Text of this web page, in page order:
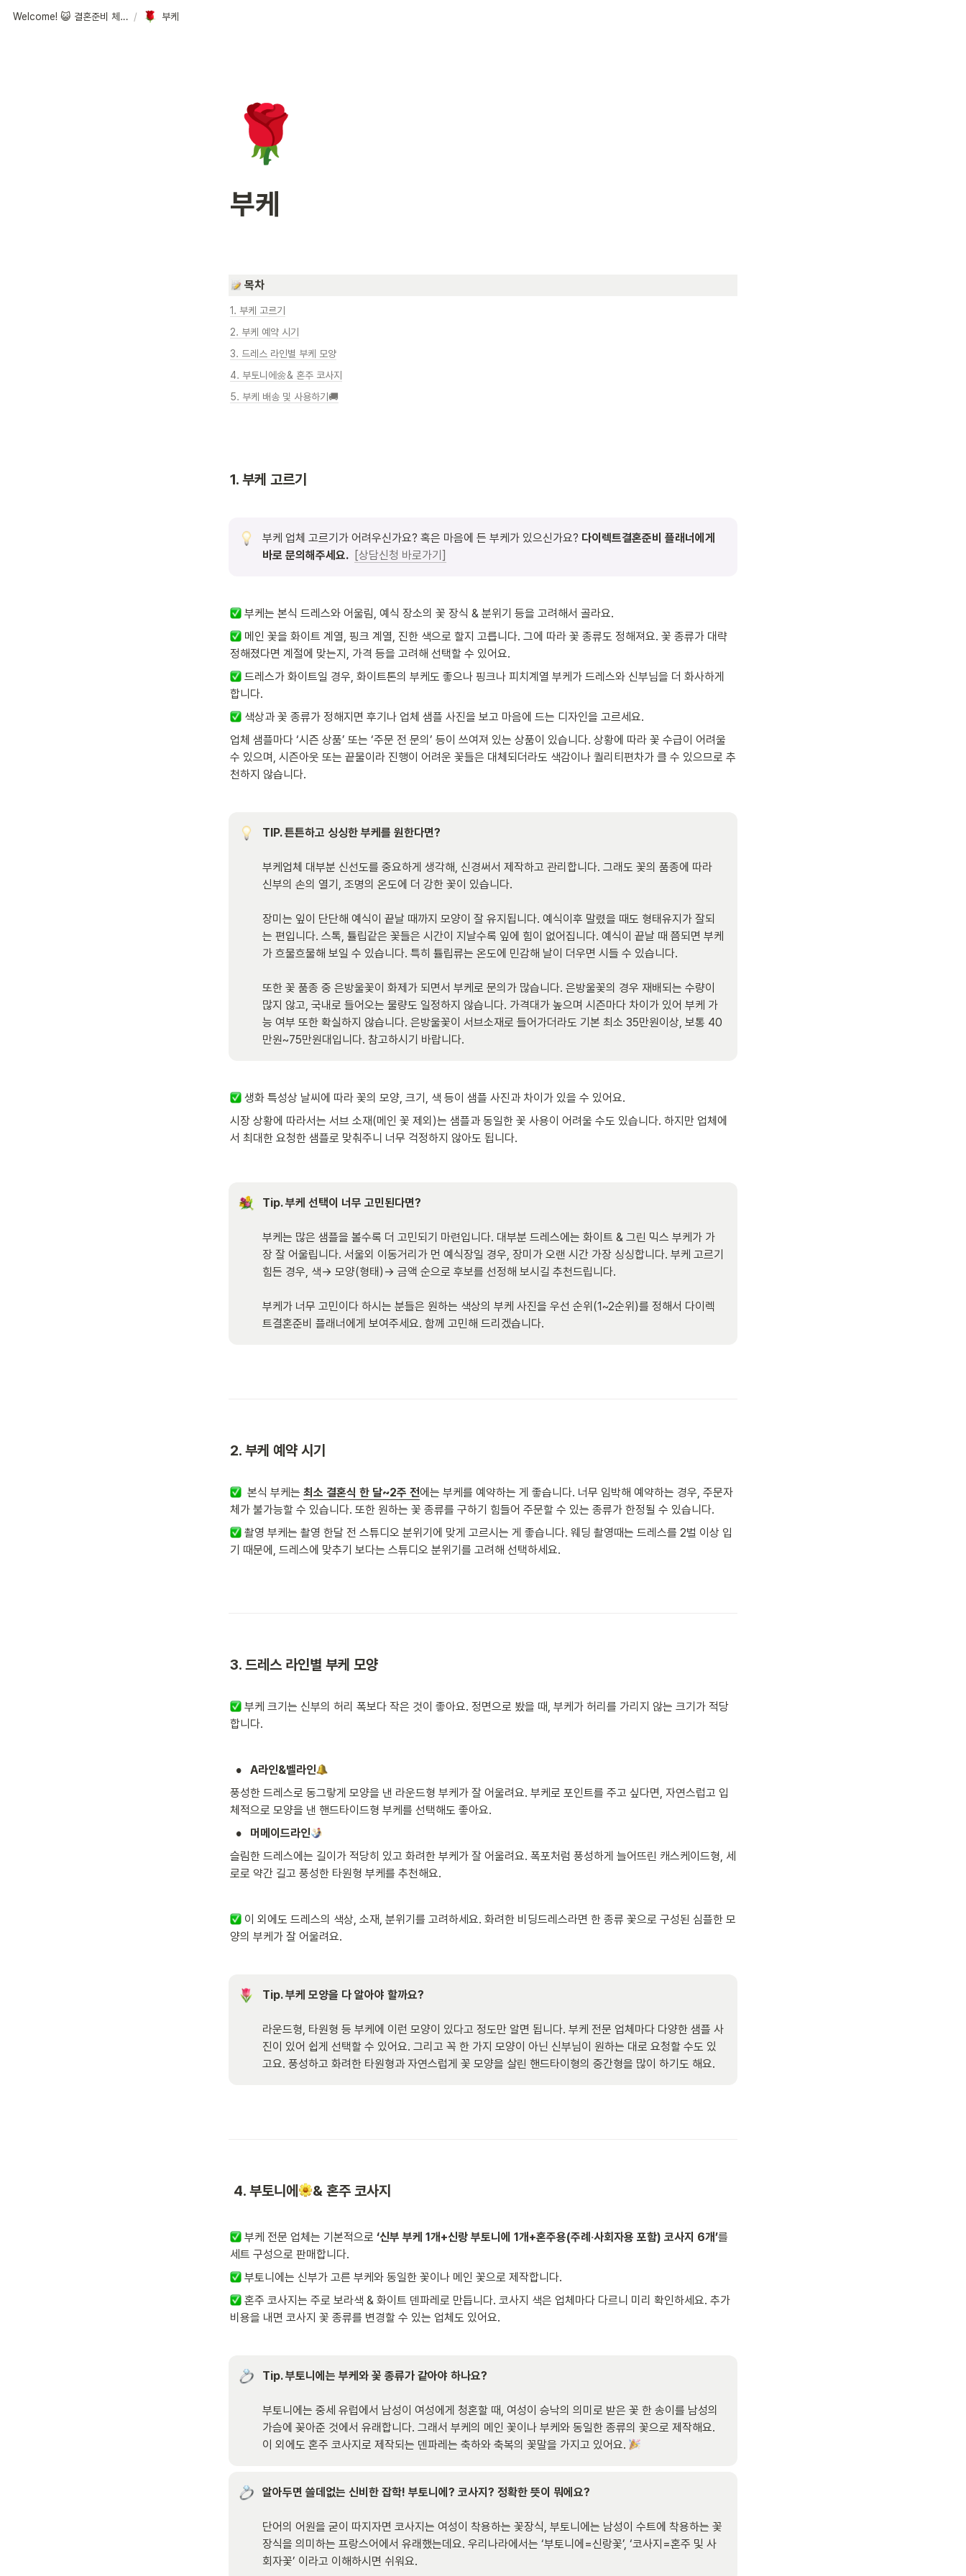
Welcome! 😺 결혼준비 체크리스트 / 부케
🌹
부케
목차
1. 부케 고르기
2. 부케 예약 시기
3. 드레스 라인별 부케 모양
4. 부토니에🌼& 혼주 코사지
5. 부케 배송 및 사용하기🚚
1. 부케 고르기
부케 업체 고르기가 어려우신가요? 혹은 마음에 든 부케가 있으신가요? 다이렉트결혼준비 플래너에게
바로 문의해주세요. [상담신청 바로가기]
부케는 본식 드레스와 어울림, 예식 장소의 꽃 장식 & 분위기 등을 고려해서 골라요.
메인 꽃을 화이트 계열, 핑크 계열, 진한 색으로 할지 고릅니다. 그에 따라 꽃 종류도 정해져요. 꽃 종류가 대략
정해졌다면 계절에 맞는지, 가격 등을 고려해 선택할 수 있어요.
드레스가 화이트일 경우, 화이트톤의 부케도 좋으나 핑크나 피치계열 부케가 드레스와 신부님을 더 화사하게
합니다.
색상과 꽃 종류가 정해지면 후기나 업체 샘플 사진을 보고 마음에 드는 디자인을 고르세요.
업체 샘플마다 ‘시즌 상품’ 또는 ‘주문 전 문의’ 등이 쓰여져 있는 상품이 있습니다. 상황에 따라 꽃 수급이 어려울
수 있으며, 시즌아웃 또는 끝물이라 진행이 어려운 꽃들은 대체되더라도 색감이나 퀄리티편차가 클 수 있으므로 추
천하지 않습니다.
TIP. 튼튼하고 싱싱한 부케를 원한다면?
부케업체 대부분 신선도를 중요하게 생각해, 신경써서 제작하고 관리합니다. 그래도 꽃의 품종에 따라
신부의 손의 열기, 조명의 온도에 더 강한 꽃이 있습니다.
장미는 잎이 단단해 예식이 끝날 때까지 모양이 잘 유지됩니다. 예식이후 말렸을 때도 형태유지가 잘되
는 편입니다. 스톡, 튤립같은 꽃들은 시간이 지날수록 잎에 힘이 없어집니다. 예식이 끝날 때 쯤되면 부케
가 흐물흐물해 보일 수 있습니다. 특히 튤립류는 온도에 민감해 날이 더우면 시들 수 있습니다.
또한 꽃 품종 중 은방울꽃이 화제가 되면서 부케로 문의가 많습니다. 은방울꽃의 경우 재배되는 수량이
많지 않고, 국내로 들어오는 물량도 일정하지 않습니다. 가격대가 높으며 시즌마다 차이가 있어 부케 가
능 여부 또한 확실하지 않습니다. 은방울꽃이 서브소재로 들어가더라도 기본 최소 35만원이상, 보통 40
만원~75만원대입니다. 참고하시기 바랍니다.
생화 특성상 날씨에 따라 꽃의 모양, 크기, 색 등이 샘플 사진과 차이가 있을 수 있어요.
시장 상황에 따라서는 서브 소재(메인 꽃 제외)는 샘플과 동일한 꽃 사용이 어려울 수도 있습니다. 하지만 업체에
서 최대한 요청한 샘플로 맞춰주니 너무 걱정하지 않아도 됩니다.
Tip. 부케 선택이 너무 고민된다면?
부케는 많은 샘플을 볼수록 더 고민되기 마련입니다. 대부분 드레스에는 화이트 & 그린 믹스 부케가 가
장 잘 어울립니다. 서울외 이동거리가 먼 예식장일 경우, 장미가 오랜 시간 가장 싱싱합니다. 부케 고르기
힘든 경우, 색→ 모양(형태)→ 금액 순으로 후보를 선정해 보시길 추천드립니다.
부케가 너무 고민이다 하시는 분들은 원하는 색상의 부케 사진을 우선 순위(1~2순위)를 정해서 다이렉
트결혼준비 플래너에게 보여주세요. 함께 고민해 드리겠습니다.
2. 부케 예약 시기
  본식 부케는
최소 결혼식 한 달~2주 전에는 부케를 예약하는 게 좋습니다. 너무 임박해 예약하는 경우, 주문자
체가 불가능할 수 있습니다. 또한 원하는 꽃 종류를 구하기 힘들어 주문할 수 있는 종류가 한정될 수 있습니다.
촬영 부케는 촬영 한달 전 스튜디오 분위기에 맞게 고르시는 게 좋습니다. 웨딩 촬영때는 드레스를 2벌 이상 입
기 때문에, 드레스에 맞추기 보다는 스튜디오 분위기를 고려해 선택하세요.
3. 드레스 라인별 부케 모양
부케 크기는 신부의 허리 폭보다 작은 것이 좋아요. 정면으로 봤을 때, 부케가 허리를 가리지 않는 크기가 적당
합니다.
•
A라인&벨라인
풍성한 드레스로 동그랗게 모양을 낸 라운드형 부케가 잘 어울려요. 부케로 포인트를 주고 싶다면, 자연스럽고 입
체적으로 모양을 낸 핸드타이드형 부케를 선택해도 좋아요.
•
머메이드라인
슬림한 드레스에는 길이가 적당히 있고 화려한 부케가 잘 어울려요. 폭포처럼 풍성하게 늘어뜨린 캐스케이드형, 세
로로 약간 길고 풍성한 타원형 부케를 추천해요.
이 외에도 드레스의 색상, 소재, 분위기를 고려하세요. 화려한 비딩드레스라면 한 종류 꽃으로 구성된 심플한 모
양의 부케가 잘 어울려요.
Tip. 부케 모양을 다 알아야 할까요?
라운드형, 타원형 등 부케에 이런 모양이 있다고 정도만 알면 됩니다. 부케 전문 업체마다 다양한 샘플 사
진이 있어 쉽게 선택할 수 있어요. 그리고 꼭 한 가지 모양이 아닌 신부님이 원하는 대로 요청할 수도 있
고요. 풍성하고 화려한 타원형과 자연스럽게 꽃 모양을 살린 핸드타이형의 중간형을 많이 하기도 해요.
4. 부토니에 & 혼주 코사지
부케 전문 업체는 기본적으로 ‘신부 부케 1개+신랑 부토니에 1개+혼주용(주례‧사회자용 포함) 코사지 6개’를
세트 구성으로 판매합니다.
부토니에는 신부가 고른 부케와 동일한 꽃이나 메인 꽃으로 제작합니다.
혼주 코사지는 주로 보라색 & 화이트 덴파레로 만듭니다. 코사지 색은 업체마다 다르니 미리 확인하세요. 추가
비용을 내면 코사지 꽃 종류를 변경할 수 있는 업체도 있어요.
Tip. 부토니에는 부케와 꽃 종류가 같아야 하나요?
부토니에는 중세 유럽에서 남성이 여성에게 청혼할 때, 여성이 승낙의 의미로 받은 꽃 한 송이를 남성의
가슴에 꽂아준 것에서 유래합니다. 그래서 부케의 메인 꽃이나 부케와 동일한 종류의 꽃으로 제작해요.
이 외에도 혼주 코사지로 제작되는 덴파레는 축하와 축복의 꽃말을 가지고 있어요.
알아두면 쓸데없는 신비한 잡학! 부토니에? 코사지? 정확한 뜻이 뭐에요?
단어의 어원을 굳이 따지자면 코사지는 여성이 착용하는 꽃장식, 부토니에는 남성이 수트에 착용하는 꽃
장식을 의미하는 프랑스어에서 유래했는데요. 우리나라에서는 ‘부토니에=신랑꽃’, ‘코사지=혼주 및 사
회자꽃’ 이라고 이해하시면 쉬워요.